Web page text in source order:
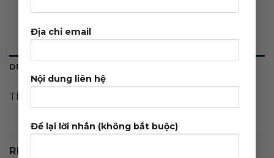
Địa chỉ email
Nội dung liên hệ
Để lại lời nhắn (không bắt buộc)
DESCRIPTION
Theme wordpress Flatsome bán đồng hồ
RELATED PRODUCTS